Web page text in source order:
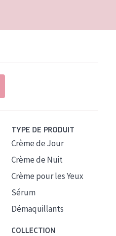
TYPE DE PRODUIT
Crème de Jour
Crème de Nuit
Crème pour les Yeux
Sérum
Démaquillants
COLLECTION